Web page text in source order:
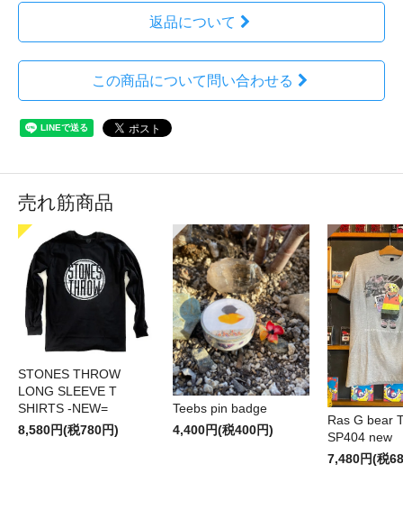
返品について
この商品について問い合わせる
売れ筋商品
STONES THROW
LONG SLEEVE T
SHIRTS -NEW=
8,580円(税780円)
Teebs pin badge
4,400円(税400円)
Ras G bear
SP404 new
7,480円(税